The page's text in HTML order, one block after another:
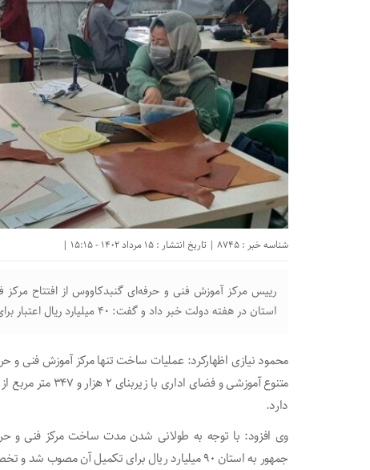
شناسه خبر : 8745 | تاریخ انتشار : 15 مرداد 1402 - 15:15 |
رییس مرکز آموزش فنی و حرفه‌ای گنبدکاووس از افتتاح
استان در هفته دولت خبر داد و گفت: ۴۰ میلیارد ریال اعتبار برای تجهیز این مرکز نیاز است.
محمود نیازی اظهارکرد: عملیات ساخت تنها مرکز آموزش فنی و
دارد.
وی افزود: با توجه به طولانی شدن مدت ساخت مرکز فنی و
جمهور به استان ۹۰ میلیارد ریال برای تکمیل آن مصوب شد و تخصیص یافت.